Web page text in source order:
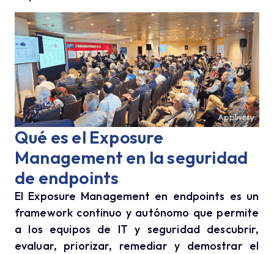
Qué es el Exposure
Management en la seguridad
de endpoints
El Exposure Management en endpoints es un
framework continuo y autónomo que permite
a los equipos de IT y seguridad descubrir,
evaluar, priorizar, remediar y demostrar el